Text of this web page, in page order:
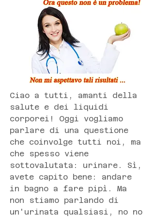
Ciao a tutti, amanti della
salute e dei liquidi
corporei! Oggi vogliamo
parlare di una questione
che coinvolge tutti noi, ma
che spesso viene
sottovalutata: urinare. Sì,
avete capito bene: andare
in bagno a fare pipì. Ma
non stiamo parlando di
un'urinata qualsiasi, no no